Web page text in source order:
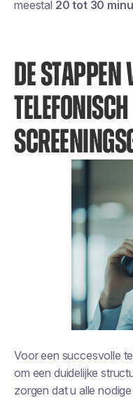
meestal 20 tot 30
DE STAPPEN
TELEFONISCH
Voor een succesvolle
om een duidelijke
zorgen dat u alle